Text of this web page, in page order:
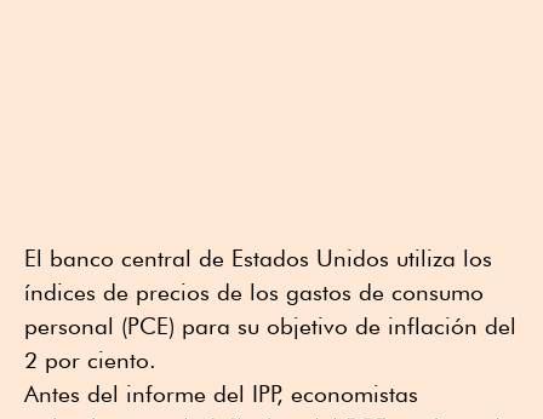
El banco central de Estados Unidos utiliza los
índices de precios de los gastos de consumo
personal (PCE) para su objetivo de inflación del
2 por ciento.
Antes del informe del IPP, economistas